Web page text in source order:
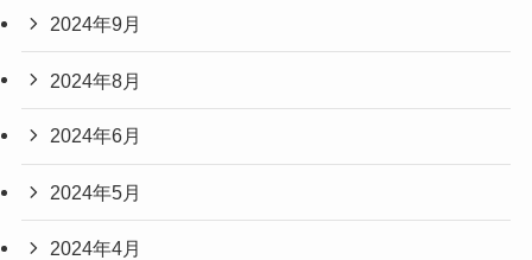
2024年9月
2024年8月
2024年6月
2024年5月
2024年4月